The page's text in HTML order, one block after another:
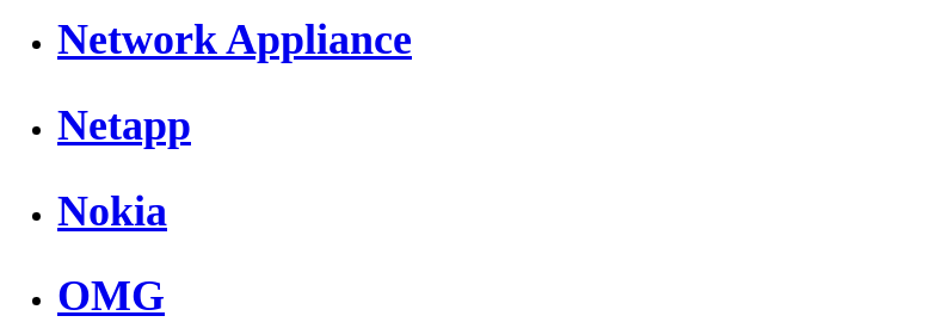
Network Appliance
Netapp
Nokia
OMG